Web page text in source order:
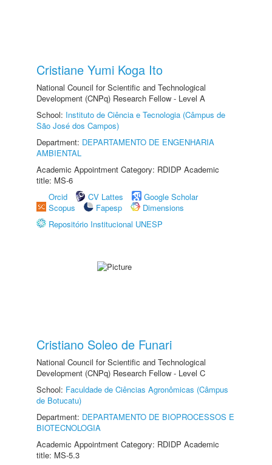
Cristiane Yumi Koga Ito
National Council for Scientific and Technological
Development (CNPq) Research Fellow - Level A
School: Instituto de Ciência e Tecnologia (Câmpus de
São José dos Campos)
Department: DEPARTAMENTO DE ENGENHARIA
AMBIENTAL
Academic Appointment Category: RDIDP Academic
title: MS-6
Orcid
CV Lattes
Google Scholar
Scopus
Fapesp
Dimensions
Repositório Institucional UNESP
Cristiano Soleo de Funari
National Council for Scientific and Technological
Development (CNPq) Research Fellow - Level C
School: Faculdade de Ciências Agronômicas (Câmpus
de Botucatu)
Department: DEPARTAMENTO DE BIOPROCESSOS E
BIOTECNOLOGIA
Academic Appointment Category: RDIDP Academic
title: MS-5.3